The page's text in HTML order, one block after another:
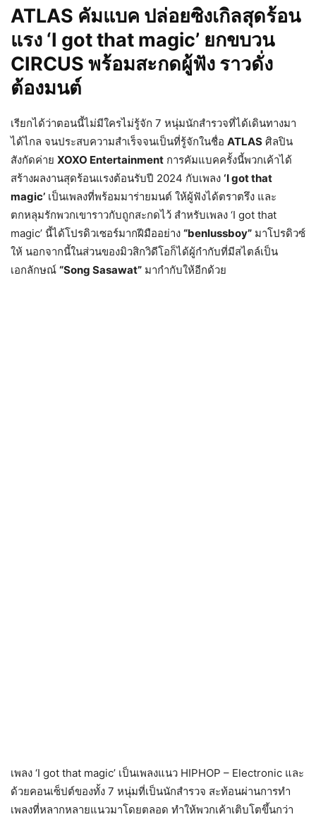
ATLAS คัมแบค ปล่อยซิงเกิลสุดร้อน
แรง ‘I got that magic’ ยกขบวน
CIRCUS พร้อมสะกดผู้ฟัง ราวดั่ง
ต้องมนต์
เรียกได้ว่าตอนนี้ไม่มีใครไม่รู้จัก 7 หนุ่มนักสำรวจที่ได้เดินทางมา
ได้ไกล จนประสบความสำเร็จจนเป็นที่รู้จักในชื่อ ATLAS ศิลปิน
สังกัดค่าย XOXO Entertainment การคัมแบคครั้งนี้พวกเค้าได้
สร้างผลงานสุดร้อนแรงต้อนรับปี 2024 กับเพลง ‘I got that
magic’ เป็นเพลงที่พร้อมมาร่ายมนต์ ให้ผู้ฟังได้ตราตรึง และ
ตกหลุมรักพวกเขาราวกับถูกสะกดไว้ สำหรับเพลง ‘I got that
magic’ นี้ได้โปรดิวเซอร์มากฝีมืออย่าง “benlussboy” มาโปรดิวซ์
ให้ นอกจากนี้ในส่วนของมิวสิกวิดีโอก็ได้ผู้กำกับที่มีสไตล์เป็น
เอกลักษณ์ “Song Sasawat” มากำกับให้อีกด้วย
เพลง ‘I got that magic’ เป็นเพลงแนว HIPHOP – Electronic และ
ด้วยคอนเซ็ปต์ของทั้ง 7 หนุ่มที่เป็นนักสำรวจ สะท้อนผ่านการทำ
เพลงที่หลากหลายแนวมาโดยตลอด ทำให้พวกเค้าเติบโตขึ้นกว่า